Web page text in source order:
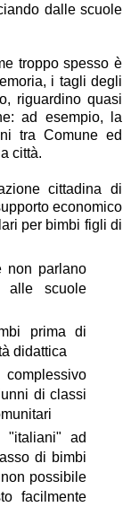
dalle scuole
troppo spesso è
i tagli degli
riguardino quasi
ad esempio, la
tra Comune ed
città.
cittadina di
economico
per bimbi figli di
non parlano
alle scuole
prima di
didattica
di classi
"italiani" ad
di bimbi
possibile
facilmente